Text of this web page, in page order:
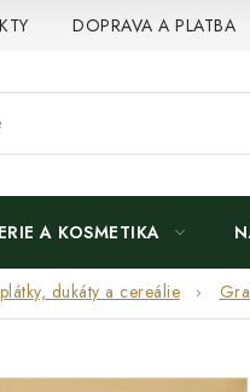
DOPRAVA A PLATBA
A KOSMETIKA
dukáty a cereálie